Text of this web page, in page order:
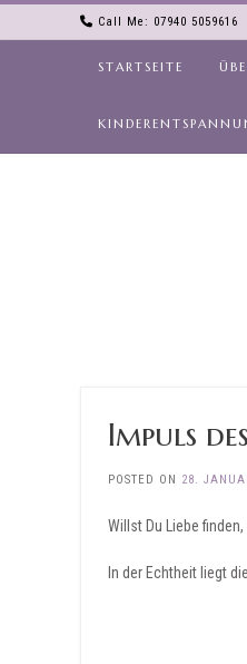
Call Me: 07940 5059616
STARTSEITE
Impuls
POSTED ON 28.
Willst Du Liebe
In der Echtheit liegt